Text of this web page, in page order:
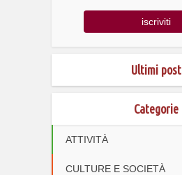
Ultimi post
Categorie
ATTIVITÀ
CULTURE E SOCIETÀ